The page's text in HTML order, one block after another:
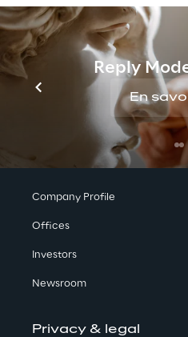
Reply
En
tour des œuvres d'art
créatives.
We are
Company Profile
Offices
Investors
Newsroom
Privacy & legal